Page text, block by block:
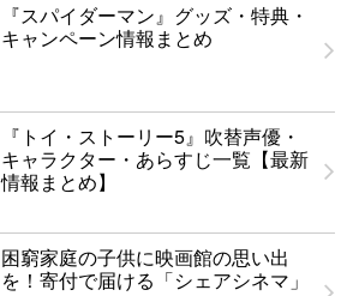
『スパイダーマン』グッズ・特典・
キャンペーン情報まとめ
『トイ・ストーリー5』吹替声優・
キャラクター・あらすじ一覧【最新
情報まとめ】
困窮家庭の子供に映画館の思い出
を！寄付で届ける「シェアシネマ」